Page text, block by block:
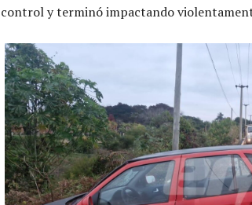
control y terminó impactando